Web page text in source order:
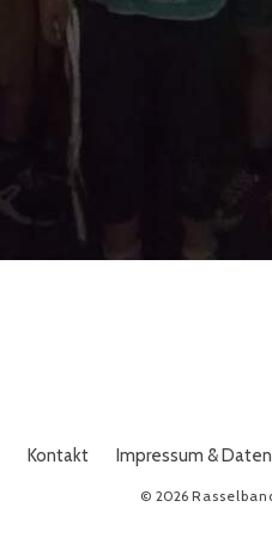
Kontakt Impressum &
© 2026